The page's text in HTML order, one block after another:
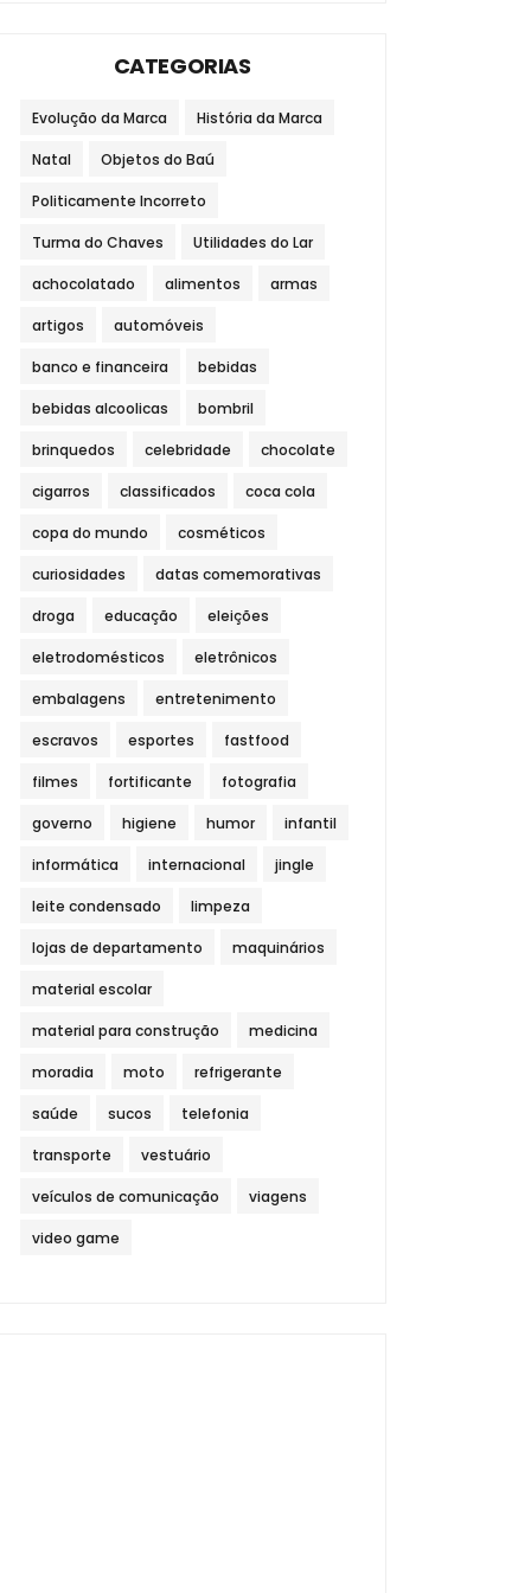
CATEGORIAS
Evolução da Marca História da Marca
Natal Objetos do Baú
Politicamente Incorreto
Turma do Chaves Utilidades do Lar
achocolatado alimentos armas
artigos automóveis
banco e financeira bebidas
bebidas alcoolicas bombril
brinquedos celebridade chocolate
cigarros classificados coca cola
copa do mundo cosméticos
curiosidades datas comemorativas
droga educação eleições
eletrodomésticos eletrônicos
embalagens entretenimento
escravos esportes fastfood
filmes fortificante fotografia
governo higiene humor infantil
informática internacional jingle
leite condensado limpeza
lojas de departamento maquinários
material escolar
material para construção medicina
moradia moto refrigerante
saúde sucos telefonia
transporte vestuário
veículos de comunicação viagens
video game